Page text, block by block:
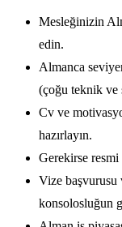
Mesleğinizin
edin.
Almanca
(çoğu teknik ve
Cv ve
hazırlayın.
Gerekirse
Vize
konsolosluğun